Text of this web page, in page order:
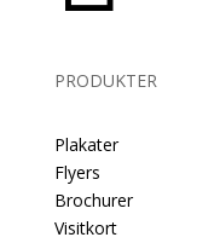
PRODUKTER
Plakater
Flyers
Brochurer
Visitkort